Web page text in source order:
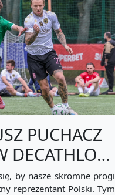
PUCHACZ
DECATHLON
by nasze skromne progi
reprezentant Polski. Tym